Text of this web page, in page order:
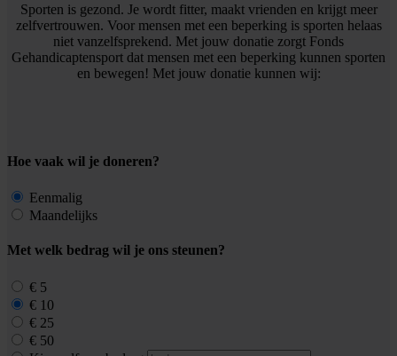
Sporten is gezond. Je wordt fitter, maakt vrienden en krijgt meer
zelfvertrouwen. Voor mensen met een beperking is sporten helaas
niet vanzelfsprekend. Met jouw donatie zorgt Fonds
Gehandicaptensport dat mensen met een beperking kunnen sporten
en bewegen! Met jouw donatie kunnen wij:
Hoe vaak wil je doneren?
Eenmalig
Maandelijks
Met welk bedrag wil je ons steunen?
€ 5
€ 10
€ 25
€ 50